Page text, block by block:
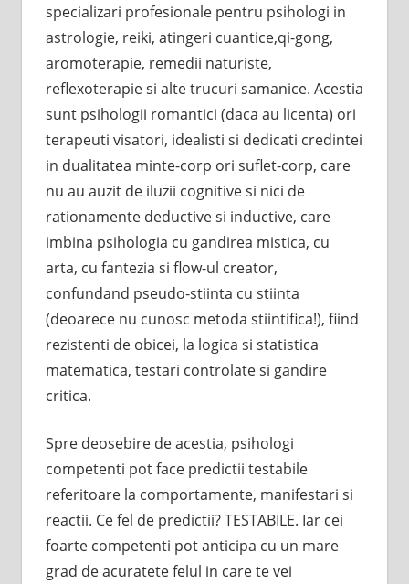
specializari profesionale pentru psihologi in
astrologie, reiki, atingeri cuantice,qi-gong,
aromoterapie, remedii naturiste,
reflexoterapie si alte trucuri samanice. Acestia
sunt psihologii romantici (daca au licenta) ori
terapeuti visatori, idealisti si dedicati credintei
in dualitatea minte-corp ori suflet-corp, care
nu au auzit de iluzii cognitive si nici de
rationamente deductive si inductive, care
imbina psihologia cu gandirea mistica, cu
arta, cu fantezia si flow-ul creator,
confundand pseudo-stiinta cu stiinta
(deoarece nu cunosc metoda stiintifica!), fiind
rezistenti de obicei, la logica si statistica
matematica, testari controlate si gandire
critica.
Spre deosebire de acestia, psihologi
competenti pot face predictii testabile
referitoare la comportamente, manifestari si
reactii. Ce fel de predictii? TESTABILE. Iar cei
foarte competenti pot anticipa cu un mare
grad de acuratete felul in care te vei